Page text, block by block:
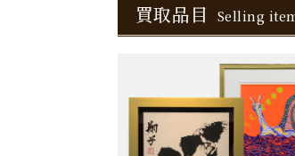
買取品目 Selling